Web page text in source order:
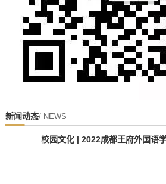
新闻动态/ NEWS
校园文化 | 2022成都王府外国语